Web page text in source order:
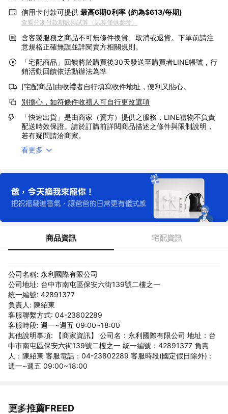
信用卡付款可提供 最高6期0利率 (約為$613/每期)
查看分期付款期數與試算（試算僅供參考）
含客製服務之商品不可無條件換貨、取消或退貨。下單前請注
意規格正確無誤並詳閱賣方相關規則。
「宅配商品」回饋將於購買後30天發送至購買者LINE帳號，行
銷活動回饋依活動辦法為準
[宅配商品]由收禮者自行填寫收件地址，便利又貼心。
別擔心，如符條件收禮人可自行更改選項
「快速出貨」是由商家（賣方）提供之服務，LINE禮物不負責
配送時效保證。請於訂購前詳閱商品描述之條件與限制說明，
若有疑問請洽商家。
看更多
商品資訊 宅配資訊
公司名稱: 永利國際有限公司
公司地址: 台中市南屯區保安六街139號二樓之一
統一編號: 42891377
負責人: 陳紹東
客服聯繫方式: 04-23802289
客服時段: 週一~週五 09:00~18:00
其他說明事項: 【商家資訊】 公司名：永利國際有限公司 地址：台
中市南屯區保安六街139號二樓之一 統一編號：42891377 負責
人：陳紹東 客服電話：04-23802289 客服時段(國定假日除外)：
週一~週五 09:00~18:00
更多推薦FREED
看更多